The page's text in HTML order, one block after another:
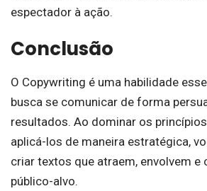
espectador à ação.
Conclusão
O Copywriting é uma habilidade
busca se comunicar de forma
resultados. Ao dominar os
aplicá-los de maneira estratégica,
criar textos que atraem, envolvem e
público-alvo.